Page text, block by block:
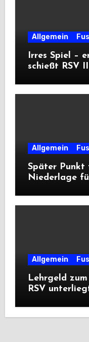
Allgemein
Irres Spiel –
schießt RSV
Allgemein
Später Punkt
Niederlage
Allgemein
Lehrgeld
RSV